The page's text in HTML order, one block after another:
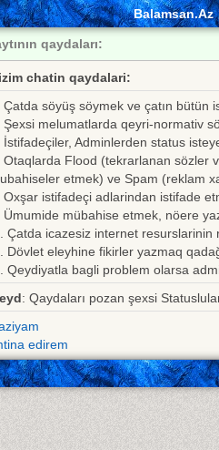
Balamsan.Az
qaydaları:
chatin qaydalari:
. Çatda söyüş söymek ve çatın bütün
. Şexsi melumatlarda qeyri-normativ
. İstifadeçiler, Adminlerden status
. Otaqlarda Flood (tekrarlanan
etmek) ve Spam (reklam
. Oxşar istifadeçi adlarindan istifade
. Ümumide mübahise etmek, nöere
. Çatda icazesiz internet
. Dövlet eleyhine fikirler yazmaq
. Qeydiyatla bagli problem olarsa
: Qaydaları pozan şexsi
edirem